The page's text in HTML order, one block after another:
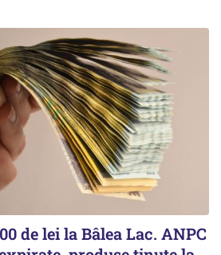
de lei la Bâlea Lac. ANPC